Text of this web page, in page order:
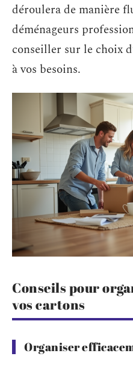
déroulera de manière
déménageurs
conseiller sur le choix
à vos besoins.
Conseils pour
vos cartons
Organiser